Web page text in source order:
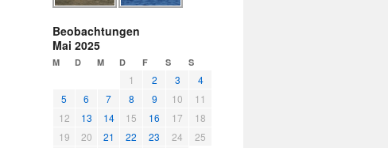
Beobachtungen
Mai 2025
M D M D F S S
1 2 3
4
5
6 7 8 9 10
11
12
13 14 15 16 17
18
19
20 21 22 23 24
25